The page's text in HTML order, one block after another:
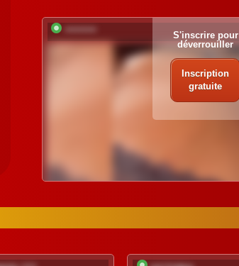
*********
S'inscrire pour
déverrouiller
Inscription
gratuite